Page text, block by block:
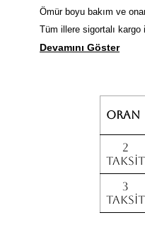
Ömür boyu bakım ve
Tüm illere sigortalı kargo
Devamını Göster
Oran
2
Taksit
3
Taksit